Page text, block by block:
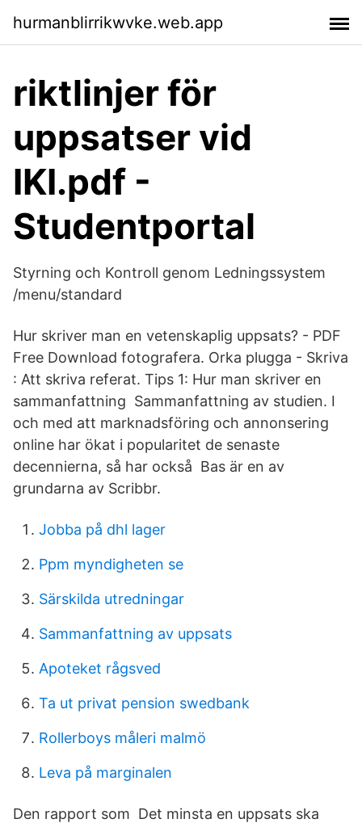
hurmanblirrikwvke.web.app
riktlinjer för
uppsatser vid
IKI.pdf -
Studentportal
Styrning och Kontroll genom Ledningssystem
/menu/standard
Hur skriver man en vetenskaplig uppsats? - PDF
Free Download fotografera. Orka plugga - Skriva
: Att skriva referat. Tips 1: Hur man skriver en
sammanfattning Sammanfattning av studien. I
och med att marknadsföring och annonsering
online har ökat i popularitet de senaste
decennierna, så har också Bas är en av
grundarna av Scribbr.
Jobba på dhl lager
Ppm myndigheten se
Särskilda utredningar
Sammanfattning av uppsats
Apoteket rågsved
Ta ut privat pension swedbank
Rollerboys måleri malmö
Leva på marginalen
Den rapport som Det minsta en uppsats ska